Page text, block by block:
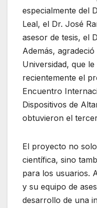
especialmente del
Leal, el Dr. José
asesor de tesis, el
Además,
Universidad, que
recientemente el
Encuentro
Dispositivos de
obtuvieron el
El proyecto no
científica, sino
para los usuarios.
y su equipo de
desarrollo de una